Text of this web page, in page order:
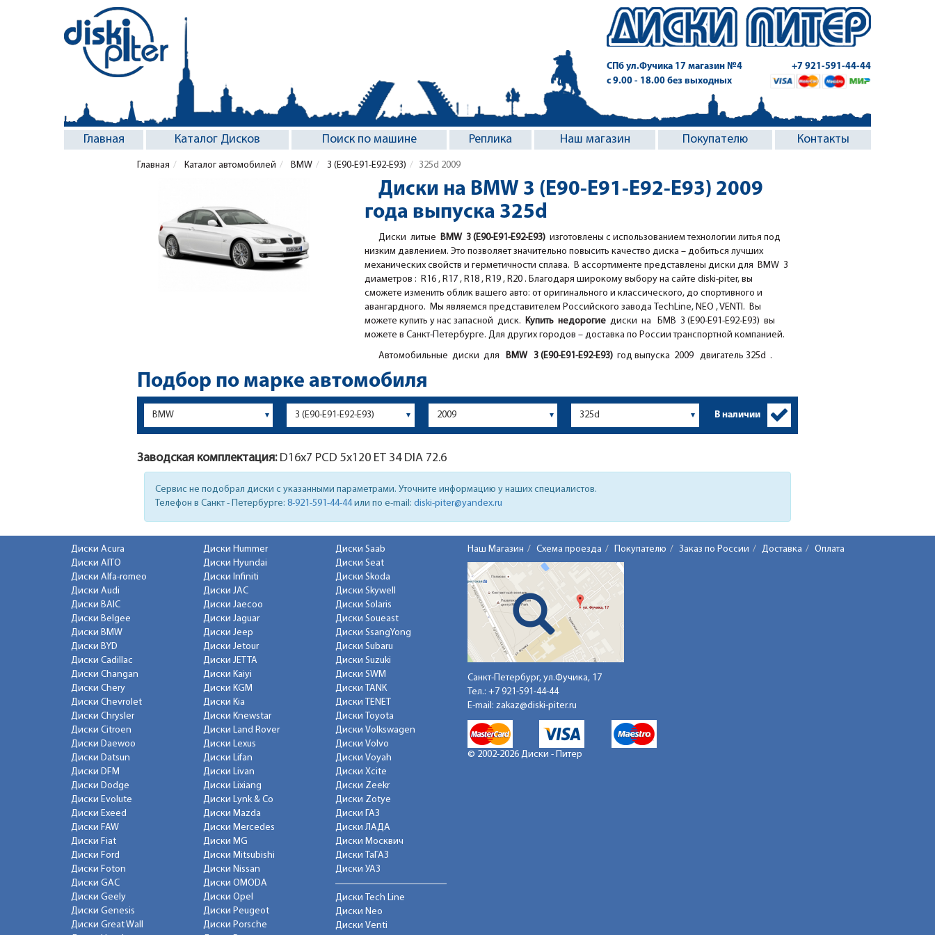
СПб ул.Фучика 17магазин №4
+7 921-591-44-44
с 9.00 - 18.00 без выходных
Главная Каталог Дисков Поиск по машине Реплика Наш магазин Покупателю Контакты
Главная Каталог автомобилей BMW 3 (E90-E91-E92-E93) 325d 2009
Диски на BMW 3 (E90-E91-E92-E93) 2009
года выпуска 325d
Диски литые BMW 3 (E90-E91-E92-E93) изготовлены с использованием технологии литья под
низким давлением. Это позволяет значительно повысить качество диска – добиться лучших
механических свойств и герметичности сплава. В ассортименте представлены диски для BMW 3
диаметров : R16 , R17 , R18 , R19 , R20 . Благодаря широкому выбору на сайте diski-piter, вы
сможете изменить облик вашего авто: от оригинального и классического, до спортивного и
авангардного. Мы являемся представителем Российского завода TechLine, NEO , VENTI. Вы
можете купить у нас запасной диск. Купить недорогие диски на БМВ 3 (E90-E91-E92-E93) вы
можете в Санкт-Петербурге. Для других городов – доставка по России транспортной компанией.
Автомобильные диски для
BMW 3 (E90-E91-E92-E93)год выпуска 2009 двигатель 325d .
Подбор по марке автомобиля
В наличии
Заводская комплектация: D16x7 PCD 5x120 ET 34 DIA 72.6
Сервис не подобрал диски с указанными параметрами. Уточните информацию у наших специалистов.
Телефон в Санкт - Петербурге: 8-921-591-44-44или по e-mail: diski-piter@yandex.ru
Диски Acura
Диски AITO
Диски Alfa-romeo
Диски Audi
Диски BAIC
Диски Belgee
Диски BMW
Диски BYD
Диски Cadillac
Диски Changan
Диски Chery
Диски Chevrolet
Диски Chrysler
Диски Citroen
Диски Daewoo
Диски Datsun
Диски DFM
Диски Dodge
Диски Evolute
Диски Exeed
Диски FAW
Диски Fiat
Диски Ford
Диски Foton
Диски GAC
Диски Geely
Диски Genesis
Диски Great Wall
Диски Hummer
Диски Hyundai
Диски Infiniti
Диски JAC
Диски Jaecoo
Диски Jaguar
Диски Jeep
Диски Jetour
Диски JETTA
Диски Kaiyi
Диски KGM
Диски Kia
Диски Knewstar
Диски Land Rover
Диски Lexus
Диски Lifan
Диски Livan
Диски Lixiang
Диски Lynk & Co
Диски Mazda
Диски Mercedes
Диски MG
Диски Mitsubishi
Диски Nissan
Диски OMODA
Диски Opel
Диски Peugeot
Диски Porsche
Диски Saab
Диски Seat
Диски Skoda
Диски Skywell
Диски Solaris
Диски Soueast
Диски SsangYong
Диски Subaru
Диски Suzuki
Диски SWM
Диски TANK
Диски TENET
Диски Toyota
Диски Volkswagen
Диски Volvo
Диски Voyah
Диски Xcite
Диски Zeekr
Диски Zotye
Диски ГАЗ
Диски ЛАДА
Диски Москвич
Диски ТаГАЗ
Диски УАЗ
Диски Tech Line
Диски Neo
Диски Venti
Наш Магазин Схема проезда Покупателю Заказ по России Доставка Оплата
Санкт-Петербург, ул.Фучика, 17
Тел.: +7 921-591-44-44
E-mail: zakaz@diski-piter.ru
© 2002-2026 Диски - Питер